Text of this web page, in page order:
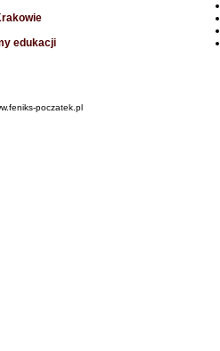
edukacji
poczatek.pl